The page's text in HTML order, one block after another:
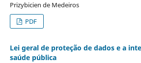
Prizybicien de Medeiros
PDF
Lei geral de proteção de dados e a
saúde pública